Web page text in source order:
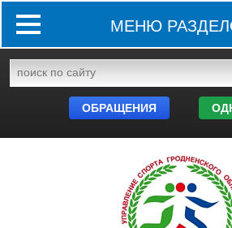
МЕНЮ
ОБРАЩЕНИЯ